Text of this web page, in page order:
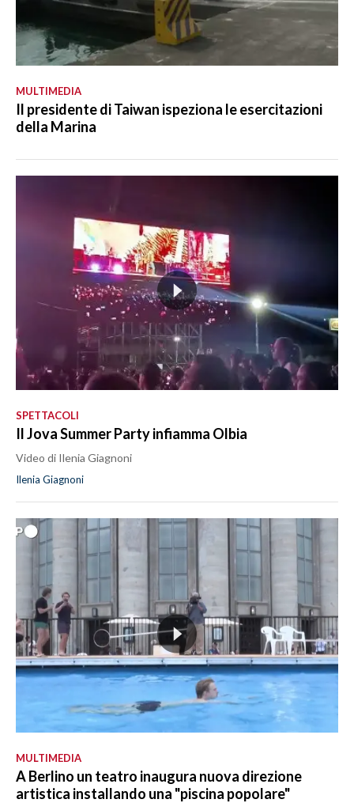
MULTIMEDIA
Il presidente di Taiwan ispeziona le esercitazioni
della Marina
SPETTACOLI
Il Jova Summer Party infiamma Olbia
Video di Ilenia Giagnoni
Ilenia Giagnoni
MULTIMEDIA
A Berlino un teatro inaugura nuova direzione
artistica installando una "piscina popolare"